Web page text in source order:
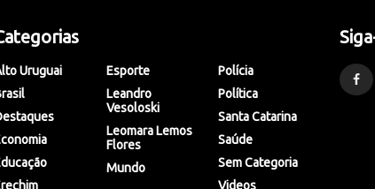
Uruguai
Esporte
Leandro
Vesoloski
Leomara Lemos
Flores
Mundo
Polícia
Política
Santa Catarina
Saúde
Sem Categoria
Videos